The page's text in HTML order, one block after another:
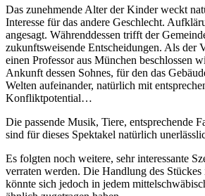
Das zunehmende Alter der Kinder weckt
Interesse für das andere Geschlecht.
angesagt. Währenddessen trifft der
zukunftsweisende Entscheidungen. Als der
einen Professor aus München beschlossen
Ankunft dessen Sohnes, für den das
Welten aufeinander, natürlich mit
Konfliktpotential…
Die passende Musik, Tiere, entsprechende
sind für dieses Spektakel natürlich
Es folgten noch weitere, sehr interessante
verraten werden. Die Handlung des
könnte sich jedoch in jedem